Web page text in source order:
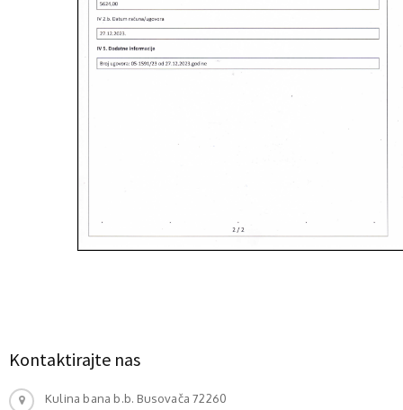
Kontaktirajte nas
Kulina bana b.b. Busovača 72260